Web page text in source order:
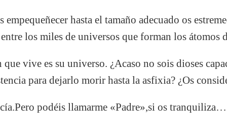
empequeñecer hasta el tamaño adecuado os
los miles de universos que forman los átomos
que vive es su universo. ¿Acaso no sois dioses
para dejarlo morir hasta la asfixia? ¿Os
podéis llamarme «Padre»,si os tranquiliza…